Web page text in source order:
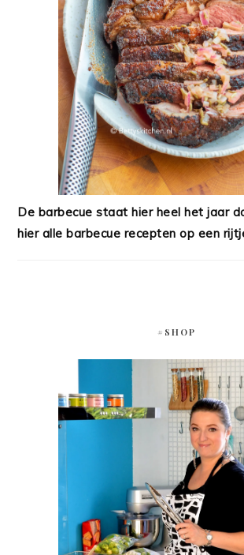
De barbecue staat hier heel het jaar
hier alle barbecue recepten op een
#SHOP